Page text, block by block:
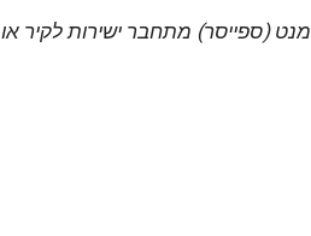
(ספייסר) מתחבר ישירות לקיר או